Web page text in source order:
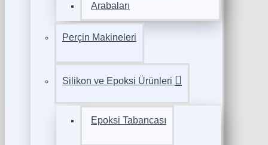
Arabaları
Perçin Makineleri
Silikon ve Epoksi Ürünleri
Epoksi Tabancası